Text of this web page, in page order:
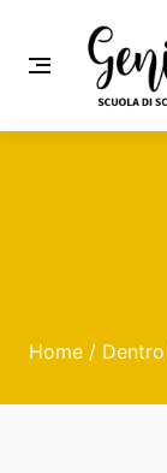
Home /